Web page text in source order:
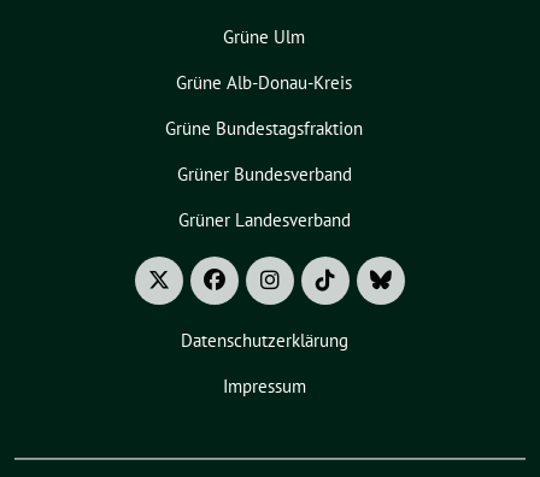
Grüne Ulm
Grüne Alb-Donau-Kreis
Grüne Bundestagsfraktion
Grüner Bundesverband
Grüner Landesverband
Datenschutzerklärung
Impressum